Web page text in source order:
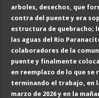
arboles, desechos, que
contra del puente y era
estructura de quebracho;
las aguas del Río
colaboradores de la
puente y finalmente
en reemplazo de lo que se
terminando el trabajo, en
marzo de 2026 y en la